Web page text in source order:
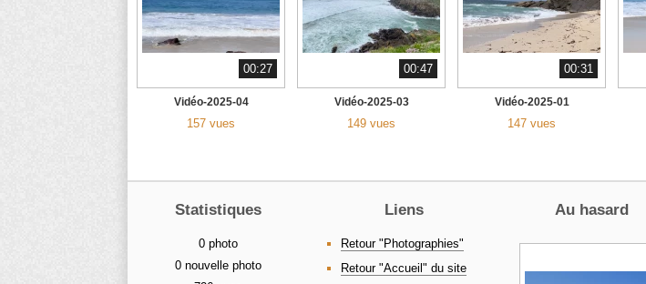
00:27
Vidéo-2025-04
157 vues
00:47
Vidéo-2025-03
149 vues
00:31
Vidéo-2025-01
147 vues
Statistiques
0 photo
0 nouvelle photo
Liens
Retour "Photographies"
Retour "Accueil" du site
Au hasard